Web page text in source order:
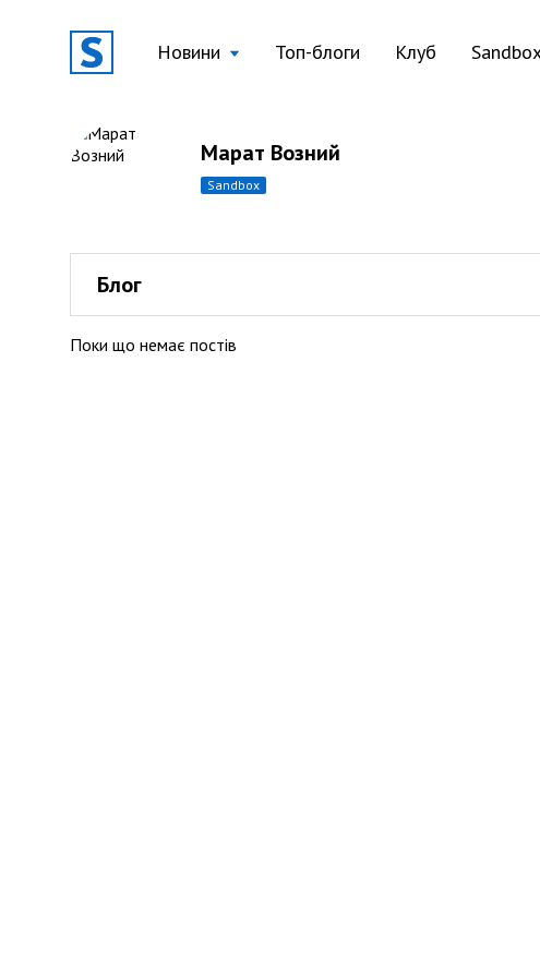
Новини Топ-блоги Клуб
Марат Возний
sandbox
Блог
Поки що немає постів